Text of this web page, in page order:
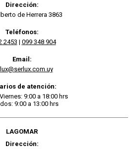
Dirección:
de Herrera 3863
Teléfonos:
2453 | 099 348 904
Email:
de atención:
9:00 a 18:00 hrs
9:00 a 13:00 hrs
LAGOMAR
Dirección: